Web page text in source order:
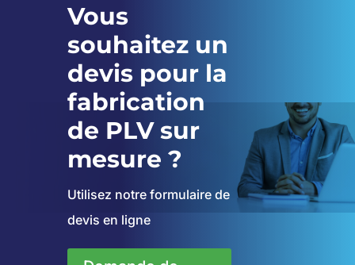
Vous
souhaitez un
devis pour la
fabrication
de PLV sur
mesure ?
Utilisez notre formulaire de
devis en ligne